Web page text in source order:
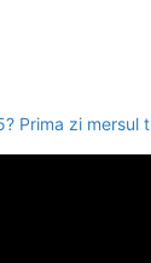
Prima zi